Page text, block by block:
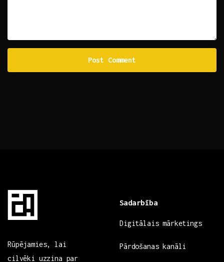
Rūpējamies, lai
cilvēki uzzina par
Sadarbība
Digitālais mārketings
Pārdošanas kanāli